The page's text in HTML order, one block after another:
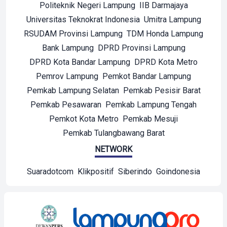
Politeknik Negeri Lampung IIB Darmajaya
Universitas Teknokrat Indonesia Umitra Lampung
RSUDAM Provinsi Lampung TDM Honda Lampung
Bank Lampung DPRD Provinsi Lampung
DPRD Kota Bandar Lampung DPRD Kota Metro
Pemrov Lampung Pemkot Bandar Lampung
Pemkab Lampung Selatan Pemkab Pesisir Barat
Pemkab Pesawaran Pemkab Lampung Tengah
Pemkot Kota Metro Pemkab Mesuji
Pemkab Tulangbawang Barat
NETWORK
Suaradotcom Klikpositif Siberindo Goindonesia